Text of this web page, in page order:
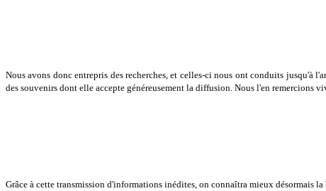
Nous avons donc entrepris des recherches, et celles-ci nous ont conduits jusqu'à
des souvenirs dont elle accepte généreusement la diffusion. Nous l'en remercions
Grâce à cette transmission d'informations inédites, on connaîtra mieux désormais